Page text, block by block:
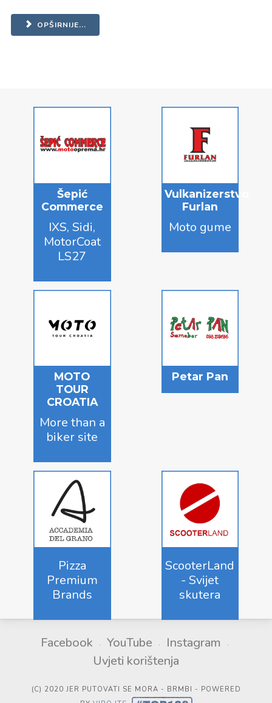
OPŠIRNIJE...
Šepić
Commerce
IXS, Sidi,
MotorCoat
LS27
Vulkanizerstvo
Furlan
Moto gume
MOTO
TOUR
CROATIA
More than a
biker site
Petar Pan
Pizza
Premium
Brands
ScooterLand
- Svijet
skutera
Facebook YouTube
Instagram
Uvjeti korištenja
(C) 2020 JER PUTOVATI SE MORA - BRMBI - POWERED